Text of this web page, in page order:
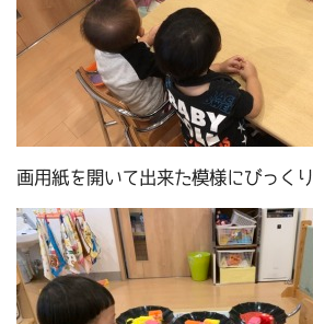
画用紙を開いて出来た模様にびっくり